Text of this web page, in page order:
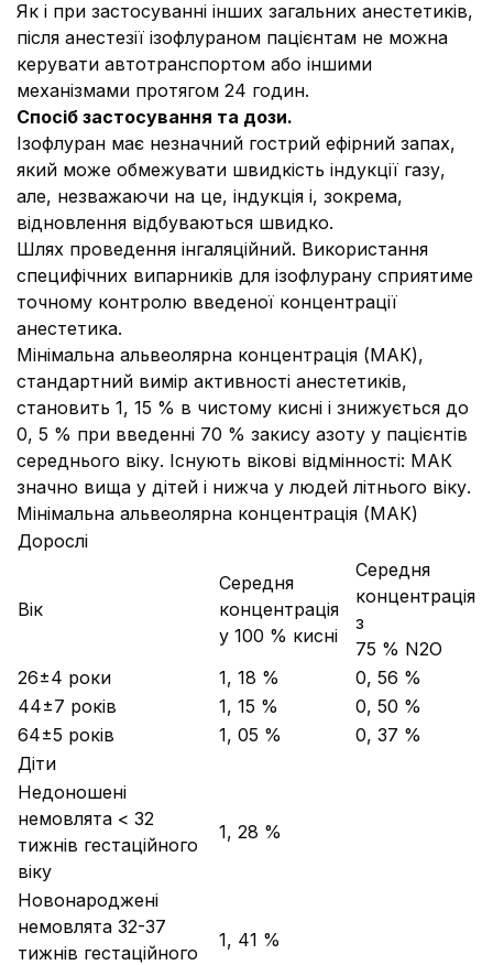
Як і при застосуванні інших загальних анестетиків,
після анестезії ізофлураном пацієнтам не можна
керувати автотранспортом або іншими
механізмами протягом 24 годин.
Спосіб застосування та дози.
Ізофлуран має незначний гострий ефірний запах,
який може обмежувати швидкість індукції газу,
але, незважаючи на це, індукція і, зокрема,
відновлення відбуваються швидко.
Шлях проведення інгаляційний. Використання
специфічних випарників для ізофлурану сприятиме
точному контролю введеної концентрації
анестетика.
Мінімальна альвеолярна концентрація (МАК),
стандартний вимір активності анестетиків,
становить 1, 15 % в чистому кисні і знижується до
0, 5 % при введенні 70 % закису азоту у пацієнтів
середнього віку. Існують вікові відмінності: MAК
значно вища у дітей і нижча у людей літнього віку.
Мінімальна альвеолярна концентрація (МАК)
Дорослі
Вік
Середня
концентрація
у 100 % кисні
Середня
концентрація
з
75 % N2O
26±4 роки
1, 18 %
0, 56 %
44±7 років
1, 15 %
0, 50 %
64±5 років
1, 05 %
0, 37 %
Діти
Недоношені
немовлята < 32
тижнів гестаційного
віку
1, 28 %
Новонароджені
немовлята 32-37
тижнів гестаційного
1, 41 %